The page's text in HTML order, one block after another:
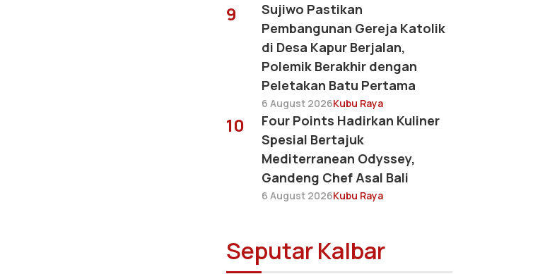
9
Sujiwo Pastikan
Pembangunan Gereja Katolik
di Desa Kapur Berjalan,
Polemik Berakhir dengan
Peletakan Batu Pertama
6 August 2026Kubu Raya
10
Four Points Hadirkan Kuliner
Spesial Bertajuk
Mediterranean Odyssey,
Gandeng Chef Asal Bali
6 August 2026Kubu Raya
Seputar Kalbar